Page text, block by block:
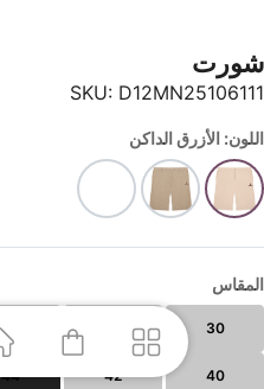
شورت
SKU: D12MN25106111
اللون: الأزرق الداكن
المقاس
30
34
40
42
44